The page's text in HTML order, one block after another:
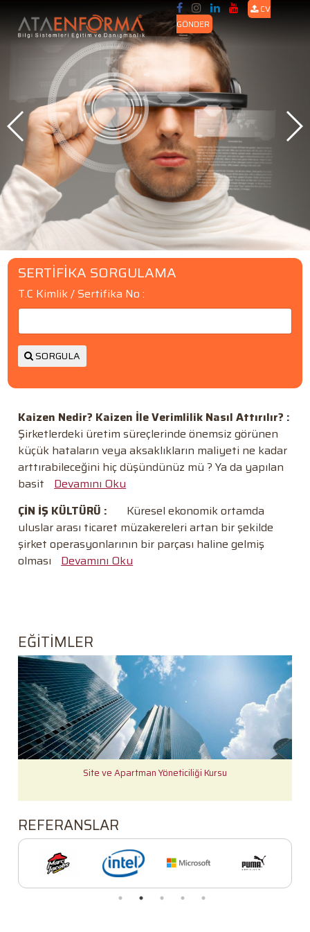
CV
GÖNDER
SERTİFİKA SORGULAMA
T.C Kimlik / Sertifika No :
SORGULA
Kaizen Nedir? Kaizen İle Verimlilik Nasıl Attırılır? :
Şirketlerdeki üretim süreçlerinde önemsiz görünen
küçük hataların veya aksaklıkların maliyeti ne kadar
arttırabileceğini hiç düşündünüz mü ? Ya da yapılan
basit
Devamını Oku
ÇİN İŞ KÜLTÜRÜ :
Küresel ekonomik ortamda
uluslar arası ticaret müzakereleri artan bir şekilde
şirket operasyonlarının bir parçası haline gelmiş
olması
Devamını Oku
EĞİTİMLER
Site ve Apartman Yöneticiliği Kursu
REFERANSLAR